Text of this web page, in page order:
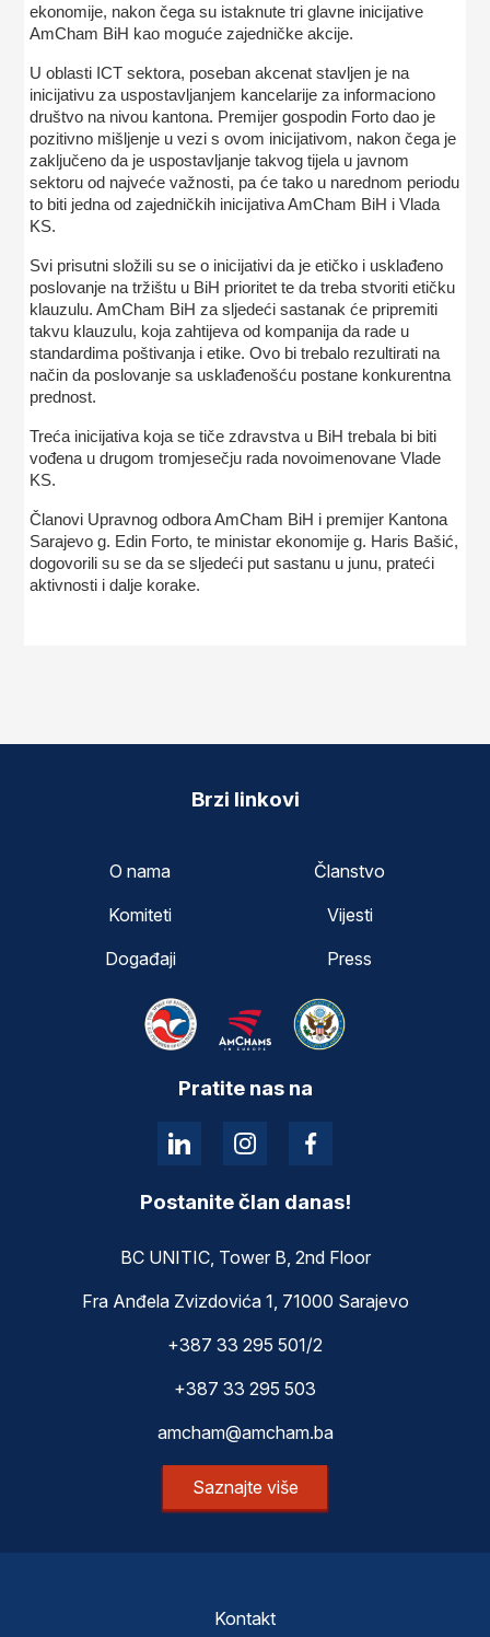
ekonomije, nakon čega su istaknute tri glavne inicijative
AmCham BiH kao moguće zajedničke akcije.
U oblasti ICT sektora, poseban akcenat stavljen je na
inicijativu za uspostavljanjem kancelarije za informaciono
društvo na nivou kantona. Premijer gospodin Forto dao je
pozitivno mišljenje u vezi s ovom inicijativom, nakon čega je
zaključeno da je uspostavljanje takvog tijela u javnom
sektoru od najveće važnosti, pa će tako u narednom periodu
to biti jedna od zajedničkih inicijativa AmCham BiH i Vlada
KS.
Svi prisutni složili su se o inicijativi da je etičko i usklađeno
poslovanje na tržištu u BiH prioritet te da treba stvoriti etičku
klauzulu. AmCham BiH za sljedeći sastanak će pripremiti
takvu klauzulu, koja zahtijeva od kompanija da rade u
standardima poštivanja i etike. Ovo bi trebalo rezultirati na
način da poslovanje sa usklađenošću postane konkurentna
prednost.
Treća inicijativa koja se tiče zdravstva u BiH trebala bi biti
vođena u drugom tromjesečju rada novoimenovane Vlade
KS.
Članovi Upravnog odbora AmCham BiH i premijer Kantona
Sarajevo g. Edin Forto, te ministar ekonomije g. Haris Bašić,
dogovorili su se da se sljedeći put sastanu u junu, prateći
aktivnosti i dalje korake.
Brzi linkovi
O nama
Članstvo
Komiteti
Vijesti
Događaji
Press
Pratite nas na
Postanite član danas!
BC UNITIC, Tower B, 2nd Floor
Fra Anđela Zvizdovića 1, 71000 Sarajevo
+387 33 295 501/2
+387 33 295 503
amcham@amcham.ba
Saznajte više
Kontakt